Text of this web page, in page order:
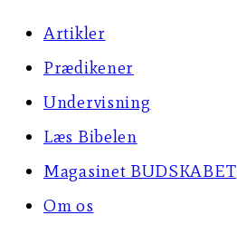
Artikler
Prædikener
Undervisning
Læs Bibelen
Magasinet BUDSKABET
Om os